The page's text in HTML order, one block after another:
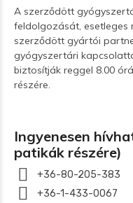
A szerződött
feldolgozását, esetleges
szerződött gyártói
gyógyszertári
biztosítják reggel 8.00
részére.
Ingyenesen
patikák részére)
+36-80-205-383
+36-1-433-0067